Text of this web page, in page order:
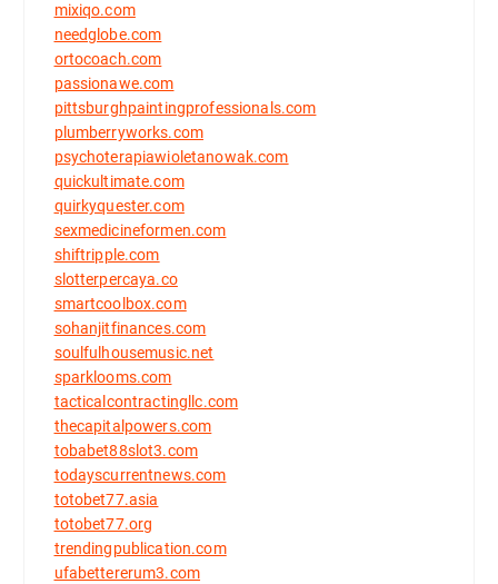
mixiqo.com
needglobe.com
ortocoach.com
passionawe.com
pittsburghpaintingprofessionals.com
plumberryworks.com
psychoterapiawioletanowak.com
quickultimate.com
quirkyquester.com
sexmedicineformen.com
shiftripple.com
slotterpercaya.co
smartcoolbox.com
sohanjitfinances.com
soulfulhousemusic.net
sparklooms.com
tacticalcontractingllc.com
thecapitalpowers.com
tobabet88slot3.com
todayscurrentnews.com
totobet77.asia
totobet77.org
trendingpublication.com
ufabettererum3.com